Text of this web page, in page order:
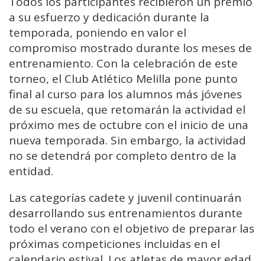
a su esfuerzo y dedicación durante la
temporada, poniendo en valor el
compromiso mostrado durante los meses de
entrenamiento. Con la celebración de este
torneo, el Club Atlético Melilla pone punto
final al curso para los alumnos más jóvenes
de su escuela, que retomarán la actividad el
próximo mes de octubre con el inicio de una
nueva temporada. Sin embargo, la actividad
no se detendrá por completo dentro de la
entidad.
Las categorías cadete y juvenil continuarán
desarrollando sus entrenamientos durante
todo el verano con el objetivo de preparar las
próximas competiciones incluidas en el